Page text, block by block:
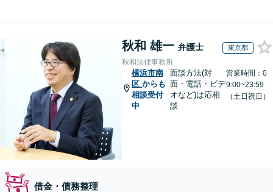
秋和 雄一 弁護士 東京都
秋和法律事務所
横浜市南
区 からも
相談受付
中
面談方法(対
面・電話・ビデ
オなど)は応相
談
営業時間：0
9:00~23:59
（土日祝日）
借金・債務整理